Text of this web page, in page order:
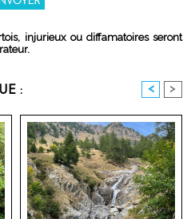
injurieux ou diffamatoires seront
: < >